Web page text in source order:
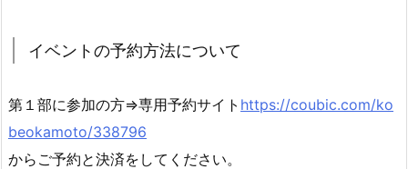
イベントの予約方法について
第１部に参加の方⇒専用予約サイト https://coubic.com/ko
beokamoto/338796
からご予約と決済をしてください。